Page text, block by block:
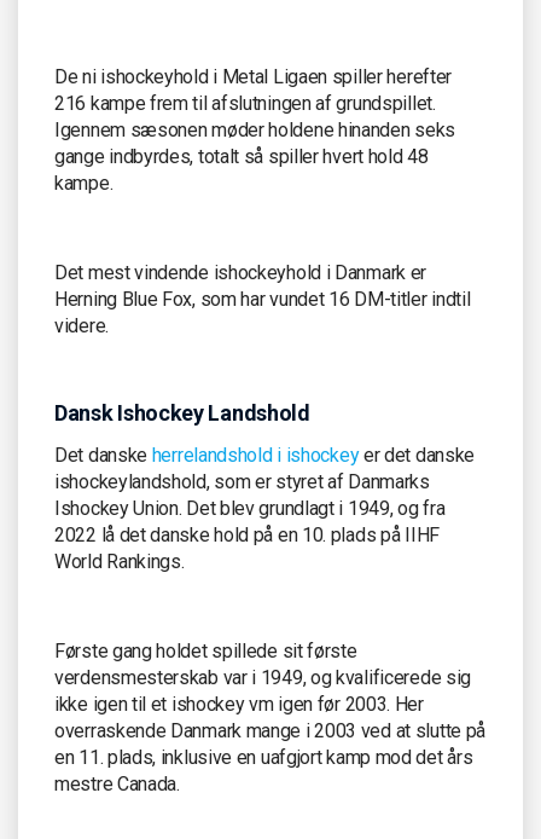
De ni ishockeyhold i Metal Ligaen spiller herefter
216 kampe frem til afslutningen af grundspillet.
Igennem sæsonen møder holdene hinanden seks
gange indbyrdes, totalt så spiller hvert hold 48
kampe.
Det mest vindende ishockeyhold i Danmark er
Herning Blue Fox, som har vundet 16 DM-titler indtil
videre.
Dansk Ishockey Landshold
Det danske herrelandshold i ishockeyer det danske
ishockeylandshold, som er styret af Danmarks
Ishockey Union. Det blev grundlagt i 1949, og fra
2022 lå det danske hold på en 10. plads på IIHF
World Rankings.
Første gang holdet spillede sit første
verdensmesterskab var i 1949, og kvalificerede sig
ikke igen til et ishockey vm igen før 2003. Her
overraskende Danmark mange i 2003 ved at slutte på
en 11. plads, inklusive en uafgjort kamp mod det års
mestre Canada.